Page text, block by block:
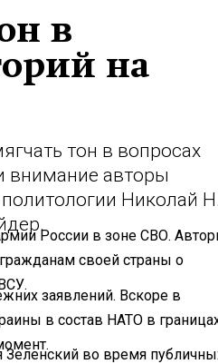
в
на
тон в вопросах
внимание авторы
Николай Н.
России в зоне СВО.
своей страны о
заявлений. Вскоре в
в состав НАТО в
Зеленский во время